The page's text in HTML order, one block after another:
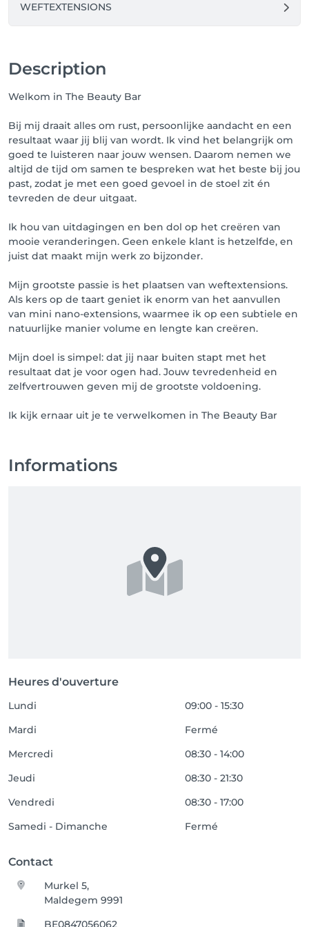
WEFTEXTENSIONS
Description
Welkom in The Beauty Bar
Bij mij draait alles om rust, persoonlijke aandacht en een
resultaat waar jij blij van wordt. Ik vind het belangrijk om
goed te luisteren naar jouw wensen. Daarom nemen we
altijd de tijd om samen te bespreken wat het beste bij jou
past, zodat je met een goed gevoel in de stoel zit én
tevreden de deur uitgaat.
Ik hou van uitdagingen en ben dol op het creëren van
mooie veranderingen. Geen enkele klant is hetzelfde, en
juist dat maakt mijn werk zo bijzonder.
Mijn grootste passie is het plaatsen van weftextensions.
Als kers op de taart geniet ik enorm van het aanvullen
van mini nano-extensions, waarmee ik op een subtiele en
natuurlijke manier volume en lengte kan creëren.
Mijn doel is simpel: dat jij naar buiten stapt met het
resultaat dat je voor ogen had. Jouw tevredenheid en
zelfvertrouwen geven mij de grootste voldoening.
Ik kijk ernaar uit je te verwelkomen in The Beauty Bar
Informations
Heures d'ouverture
Lundi
09:00 - 15:30
Mardi
Fermé
Mercredi
08:30 - 14:00
Jeudi
08:30 - 21:30
Vendredi
08:30 - 17:00
Samedi - Dimanche
Fermé
Contact
Murkel 5,
Maldegem 9991
BE0847056062